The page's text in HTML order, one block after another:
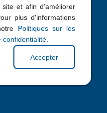
et afin d’améliorer
plus d'informations
Politiques sur les
confidentialité
Accepter
171, 5190
Haut de la